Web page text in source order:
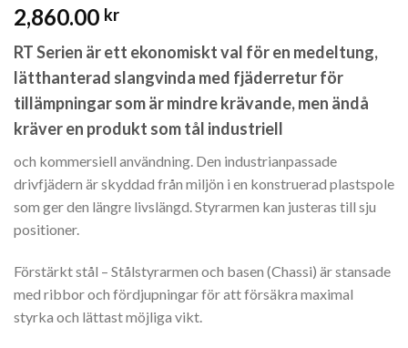
2,860.00 kr
RT Serien är ett ekonomiskt val för en medeltung,
lätthanterad slangvinda med fjäderretur för
tillämpningar som är mindre krävande, men ändå
kräver en produkt som tål industriell
och kommersiell användning. Den industrianpassade
drivfjädern är skyddad från miljön i en konstruerad plastspole
som ger den längre livslängd. Styrarmen kan justeras till sju
positioner.
Förstärkt stål – Stålstyrarmen och basen (Chassi) är stansade
med ribbor och fördjupningar för att försäkra maximal
styrka och lättast möjliga vikt.